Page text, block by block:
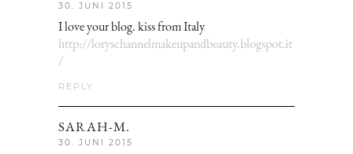
30. JUNI 2015
I love your blog. kiss from Italy
http://loryschannelmakeupandbeauty.blogspot.it
/
REPLY
SARAH-M.
30. JUNI 2015